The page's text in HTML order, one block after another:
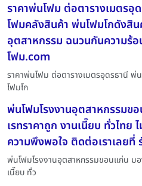
ราคาพ่นโฟม ต่อตารางเมตรอุ
โฟมคลังสินค้า พ่นโฟมโกดังสิน
อุตสาหกรรม ฉนวนกันความร้
โฟม.com
ราคาพ่นโฟม ต่อตารางเมตรอุดรธานี
โฟมโก
พ่นโฟมโรงงานอุตสาหกรรมข
เรทราคาถูก งานเนี๊ยบ ทั่วไทย
ความพึงพอใจ ติดต่อเราเลย
พ่นโฟมโรงงานอุตสาหกรรมขอนแก่น ม
เนี๊ยบ ทั่ว